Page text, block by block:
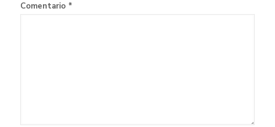
Comentario *